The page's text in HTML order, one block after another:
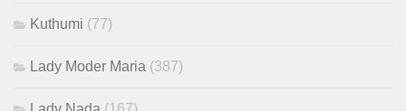
Kuthumi (77)
Lady Moder Maria (387)